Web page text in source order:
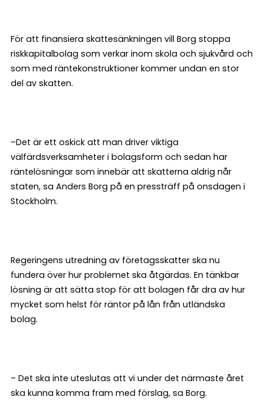
För att finansiera skattesänkningen vill Borg stoppa
riskkapitalbolag som verkar inom skola och sjukvård och
som med räntekonstruktioner kommer undan en stor
del av skatten.
–Det är ett oskick att man driver viktiga
välfärdsverksamheter i bolagsform och sedan har
räntelösningar som innebär att skatterna aldrig når
staten, sa Anders Borg på en pressträff på onsdagen i
Stockholm.
Regeringens utredning av företagsskatter ska nu
fundera över hur problemet ska åtgärdas. En tänkbar
lösning är att sätta stop för att bolagen får dra av hur
mycket som helst för räntor på lån från utländska
bolag.
– Det ska inte uteslutas att vi under det närmaste året
ska kunna komma fram med förslag, sa Borg.